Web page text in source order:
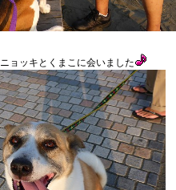
ニョッキとくまこに会いました